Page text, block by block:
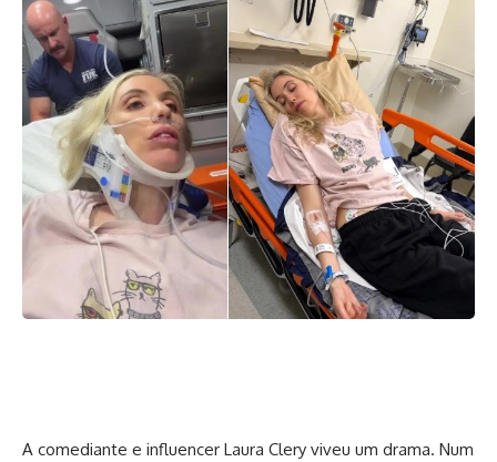
A comediante e influencer Laura Clery viveu um drama. Num